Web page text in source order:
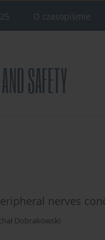
O czasopiśmie
nerves
Dobrakowski